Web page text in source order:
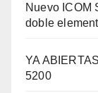
Nuevo ICOM
doble
YA
5200